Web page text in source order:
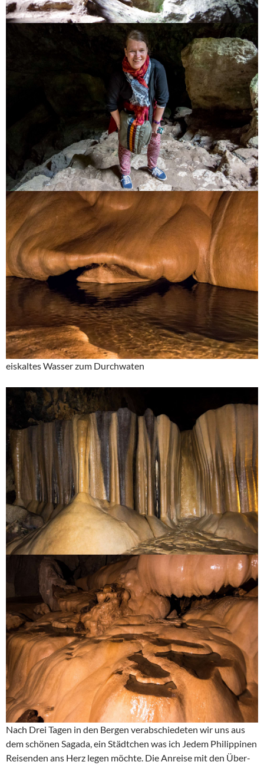
eiskaltes Wasser zum Durchwaten
Nach Drei Tagen in den Bergen verabschiedeten wir uns aus
dem schönen Sagada, ein Städtchen was ich Jedem Philippinen
Reisenden ans Herz legen möchte. Die Anreise mit den Über-